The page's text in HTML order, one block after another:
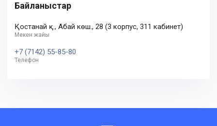
Байланыстар
Қостанай қ., Абай көш., 28 (3 корпус, 311 кабинет)
Мекен жайы
+7 (7142) 55-85-80
Телефон